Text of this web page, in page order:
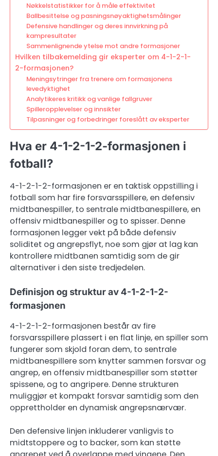
Nøkkelstatistikker for å måle effektivitet
Ballbesittelse og pasningsnøyaktighetsmålinger
Defensive handlinger og deres innvirkning på
kampresultater
Sammenlignende ytelse mot andre formasjoner
Hvilken tilbakemelding gir eksperter om 4-1-2-1-
2-formasjonen?
Meningsytringer fra trenere om formasjonens
levedyktighet
Analytikeres kritikk og vanlige fallgruver
Spilleropplevelser og innsikter
Tilpasninger og forbedringer foreslått av eksperter
Hva er 4-1-2-1-2-formasjonen i
fotball?
4-1-2-1-2-formasjonen er en taktisk oppstilling i
fotball som har fire forsvarsspillere, en defensiv
midtbanespiller, to sentrale midtbanespillere, en
offensiv midtbanespiller og to spisser. Denne
formasjonen legger vekt på både defensiv
soliditet og angrepsflyt, noe som gjør at lag kan
kontrollere midtbanen samtidig som de gir
alternativer i den siste tredjedelen.
Definisjon og struktur av 4-1-2-1-2-
formasjonen
4-1-2-1-2-formasjonen består av fire
forsvarsspillere plassert i en flat linje, en spiller som
fungerer som skjold foran dem, to sentrale
midtbanespillere som knytter sammen forsvar og
angrep, en offensiv midtbanespiller som støtter
spissene, og to angripere. Denne strukturen
muliggjør et kompakt forsvar samtidig som den
opprettholder en dynamisk angrepsnærvær.
Den defensive linjen inkluderer vanligvis to
midtstoppere og to backer, som kan støtte